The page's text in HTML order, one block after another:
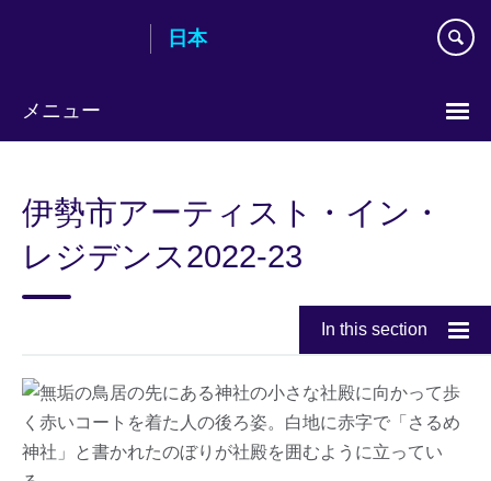
content
日本
メニュー
伊勢市アーティスト・イン・
レジデンス2022-23
In this section